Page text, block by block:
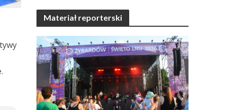
Materiał reporterski